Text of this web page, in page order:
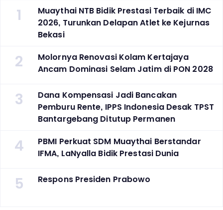
1
Muaythai NTB Bidik Prestasi Terbaik di IMC
2026, Turunkan Delapan Atlet ke Kejurnas
Bekasi
2
Molornya Renovasi Kolam Kertajaya
Ancam Dominasi Selam Jatim di PON 2028
3
Dana Kompensasi Jadi Bancakan
Pemburu Rente, IPPS Indonesia Desak TPST
Bantargebang Ditutup Permanen
4
PBMI Perkuat SDM Muaythai Berstandar
IFMA, LaNyalla Bidik Prestasi Dunia
5 Respons Presiden Prabowo